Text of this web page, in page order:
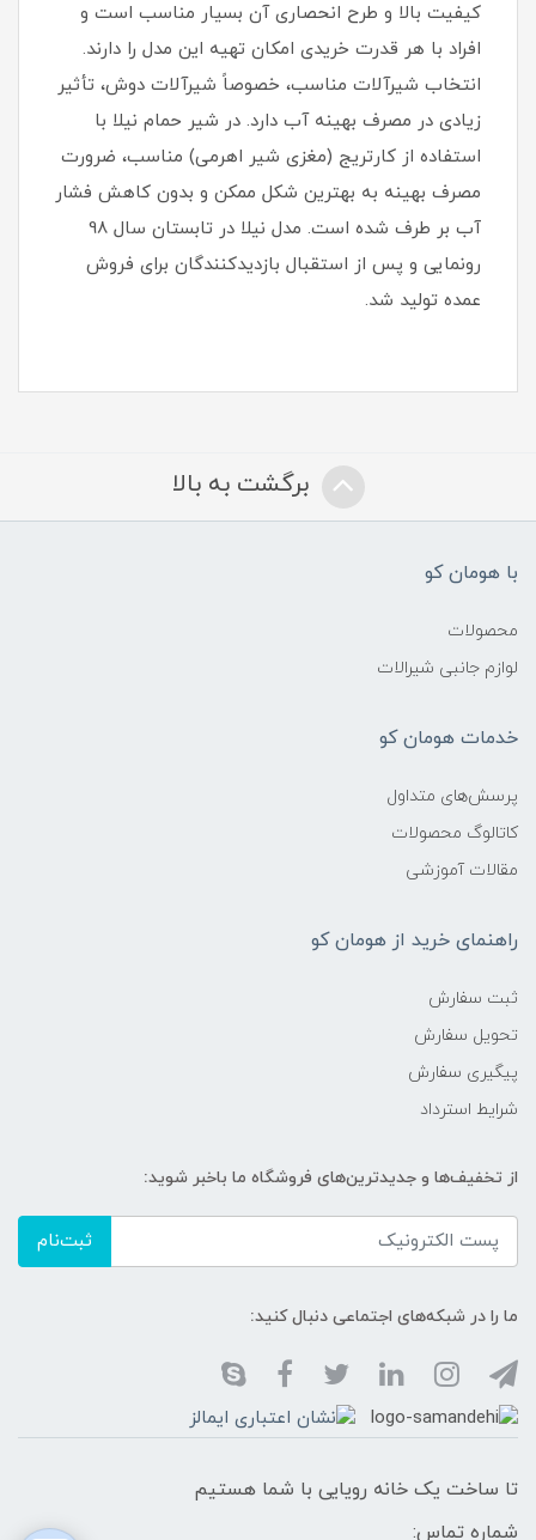
کیفیت بالا و طرح انحصاری آن بسیار مناسب است و
افراد با هر قدرت خریدی امکان تهیه این مدل را دارند.
انتخاب شیرآلات مناسب، خصوصاً شیرآلات دوش، تأثیر
زیادی در مصرف بهینه آب دارد. در شیر حمام نیلا با
استفاده از کارتریج (مغزی شیر اهرمی) مناسب، ضرورت
مصرف بهینه به بهترین شکل ممکن و بدون کاهش فشار
آب بر طرف شده است. مدل نیلا در تابستان سال 98
رونمایی و پس از استقبال بازدیدکنندگان برای فروش
عمده تولید شد.
برگشت به بالا
با هومان کو
محصولات
لوازم جانبی شیرالات
خدمات هومان کو
پرسش‌های متداول
کاتالوگ محصولات
مقالات آموزشی
راهنمای خرید از هومان کو
ثبت سفارش
تحویل سفارش
پیگیری سفارش
شرایط استرداد
از تخفیف‌ها و جدیدترین‌های فروشگاه ما باخبر شوید:
ثبت‌نام
ما را در شبکه‌های اجتماعی دنبال کنید:
تا ساخت یک خانه رویایی با شما هستیم
شماره تماس: